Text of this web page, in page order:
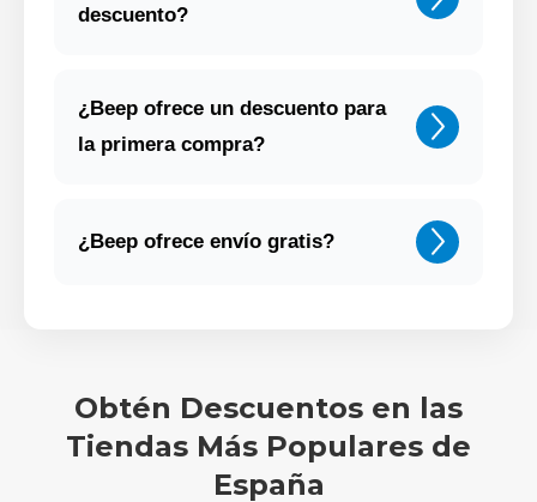
descuento?
¿Beep ofrece un descuento para
la primera compra?
¿Beep ofrece envío gratis?
Obtén Descuentos en las
Tiendas Más Populares de
España